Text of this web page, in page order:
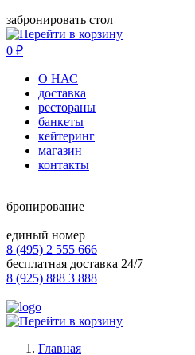
забронировать стол
0 ₽
О НАС
доставка
рестораны
банкеты
кейтеринг
магазин
контакты
бронирование
единый номер
8 (495) 2 555 666
бесплатная доставка 24/7
8 (925) 888 3 888
Главная